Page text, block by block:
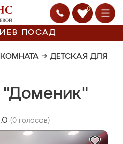
0
ПОСАД
→ ДЕТСКАЯ ДЛЯ
"Доменик"
(0 голосов)